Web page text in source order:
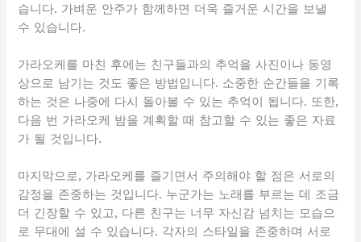
습니다. 가벼운 안주가 함께하면 더욱 즐거운 시간을 보낼
수 있습니다.
가라오케를 마친 후에는 친구들과의 추억을 사진이나 동영
상으로 남기는 것도 좋은 방법입니다. 소중한 순간들을 기록
하는 것은 나중에 다시 돌아볼 수 있는 추억이 됩니다. 또한,
다음 번 가라오케 밤을 계획할 때 참고할 수 있는 좋은 자료
가 될 것입니다.
마지막으로, 가라오케를 즐기면서 주의해야 할 점은 서로의
감정을 존중하는 것입니다. 누군가는 노래를 부르는 데 조금
더 긴장할 수 있고, 다른 친구는 너무 자신감 넘치는 모습으
로 무대에 설 수 있습니다. 각자의 스타일을 존중하며 서로